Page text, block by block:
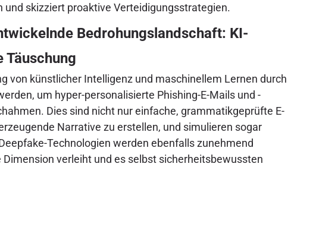
und skizziert proaktive Verteidigungsstrategien.
Bedrohungslandschaft: KI-
Täuschung
von künstlicher Intelligenz und maschinellem Lernen durch
um hyper-personalisierte Phishing-E-Mails und -
Dies sind nicht nur einfache, grammatikgeprüfte E-
Narrative zu erstellen, und simulieren sogar
Technologien werden ebenfalls zunehmend
verleiht und es selbst sicherheitsbewussten